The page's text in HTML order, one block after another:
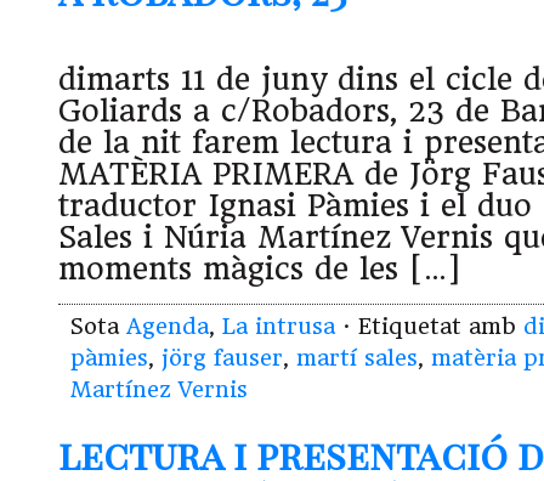
dimarts 11 de juny dins el cicle
Goliards a c/Robadors, 23 de
de la nit farem lectura i
MATÈRIA PRIMERA de Jörg
traductor Ignasi Pàmies i el
Sales i Núria Martínez Vernis
moments màgics de les […]
Sota Agenda, La intrusa · Etiquetat amb
pàmies, jörg fauser, martí sales, matèria
Martínez Vernis
lectura i presentació